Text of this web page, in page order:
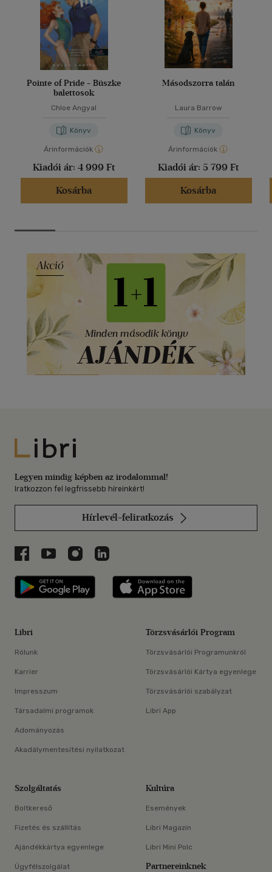
Pointe of Pride - Büszke
balettosok
Chloe Angyal
Könyv
Árinformációk
Kiadói ár: 4 999 Ft
Kosárba
Másodszorra talán
Laura Barrow
Könyv
Árinformációk
Kiadói ár: 5 799 Ft
Kosárba
Libri
Legyen mindig képben az irodalommal!
Iratkozzon fel legfrissebb híreinkért!
Hírlevél-feliratkozás
Libri a Facebookon
Libri a Youtube-on
Libri az Instagramon
Libri a LinkedInen
Libri applikáció Szerezd meg: Google
Libri
Rólunk
Karrier
Impresszum
Társadalmi programok
Adományozás
Akadálymentesítési nyilatkozat
Törzsvásárlói Program
Törzsvásárlói Programunkról
Törzsvásárlói Kártya egyenlege
Törzsvásárlói szabályzat
Libri App
Szolgáltatás
Boltkereső
Fizetés és szállítás
Ajándékkártya egyenlege
Ügyfélszolgálat
Kultúra
Események
Libri Magazin
Libri Mini Polc
Partnereinknek